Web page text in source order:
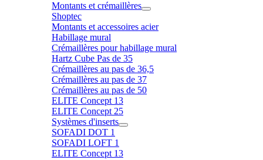
Montants et crémaillères
Shoptec
Montants et accessoires acier
Habillage mural
Crémaillères pour habillage mural
Hartz Cube Pas de 35
Crémaillères au pas de 36,5
Crémaillères au pas de 37
Crémaillères au pas de 50
ELITE Concept 13
ELITE Concept 25
Systèmes d'inserts
SOFADI DOT 1
SOFADI LOFT 1
ELITE Concept 13